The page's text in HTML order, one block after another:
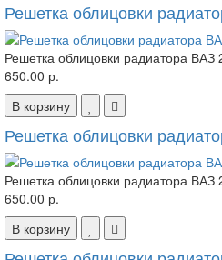
Решетка облицовки
Решетка облицовки радиатора
650.00 р.
В корзину
Решетка облицовки
Решетка облицовки радиатора
650.00 р.
В корзину